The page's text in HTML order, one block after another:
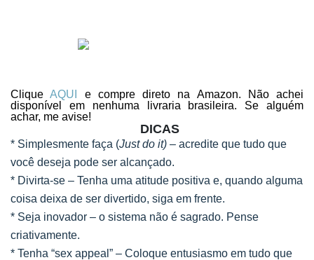
CliqueAQUI e compre direto na Amazon. Não achei
disponível em nenhuma livraria brasileira. Se alguém
achar, me avise!
DICAS
* Simplesmente faça (Just do it) – acredite que tudo que
você deseja pode ser alcançado.
* Divirta-se – Tenha uma atitude positiva e, quando alguma
coisa deixa de ser divertido, siga em frente.
* Seja inovador – o sistema não é sagrado. Pense
criativamente.
* Tenha “sex appeal” – Coloque entusiasmo em tudo que